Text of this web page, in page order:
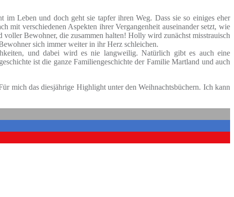
Leben und doch geht sie tapfer ihren Weg. Dass sie so einiges eher
mit verschiedenen Aspekten ihrer Vergangenheit auseinander setzt, wie
Bewohner, die zusammen halten! Holly wird zunächst misstrauisch
sich immer weiter in ihr Herz schleichen.
und dabei wird es nie langweilig. Natürlich gibt es auch eine
ist die ganze Familiengeschichte der Familie Martland und auch
mich das diesjährige Highlight unter den Weihnachtsbüchern. Ich kann